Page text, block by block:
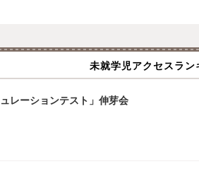
未就学児アクセスラン
レーションテスト」伸芽会